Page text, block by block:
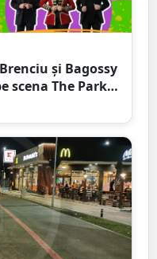
și Bagossy
scena The Park
la Carei